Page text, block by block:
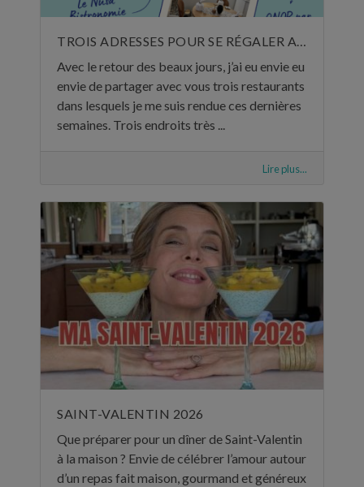
TROIS ADRESSES POUR SE RÉGALER AU MOIS DE MAI
Avec le retour des beaux jours, j’ai eu envie eu
envie de partager avec vous trois restaurants
dans lesquels je me suis rendue ces dernières
semaines. Trois endroits très ...
Lire plus...
SAINT-VALENTIN 2026
Que préparer pour un dîner de Saint-Valentin
à la maison ? Envie de célébrer l’amour autour
d’un repas fait maison, gourmand et généreux